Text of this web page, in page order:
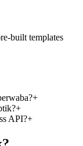
built templates
+
+
API?+